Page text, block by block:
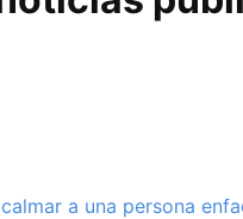
a una persona